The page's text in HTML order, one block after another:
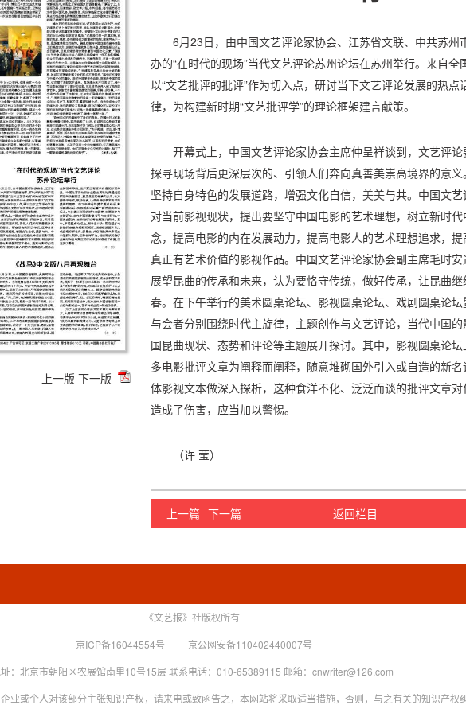
上一版 下一版
6月23日，由中国文艺评论家协会、江苏省文联、中共苏州
办的“在时代的现场”当代文艺评论苏州论坛在苏州举行。来自
以“文艺批评的批评”作为切入点，研讨当下文艺评论发展的热
律，为构建新时期“文艺批评学”的理论框架建言献策。
开幕式上，中国文艺评论家协会主席仲呈祥谈到，文艺评论
探寻现场背后更深层次的、引领人们奔向真善美崇高境界的意义
坚持自身特色的发展道路，增强文化自信，美美与共。中国文
对当前影视现状，提出要坚守中国电影的艺术理想，树立新时
念，提高电影的内在发展动力，提高电影人的艺术理想追求，
真正有艺术价值的影视作品。中国文艺评论家协会副主席毛时安
展望昆曲的传承和未来，认为要恪守传统，做好传承，让昆曲
春。在下午举行的美术圆桌论坛、影视圆桌论坛、戏剧圆桌论坛
与会者分别围绕时代主旋律，主题创作与文艺评论，当代中国
国昆曲现状、态势和评论等主题展开探讨。其中，影视圆桌论
多电影批评文章为阐释而阐释，随意堆砌国外引入或自造的新
体影视文本做深入探析，这种食洋不化、泛泛而谈的批评文章
造成了伤害，应当加以警惕。
（许 莹）
返回栏目
上一篇 下一篇
《文艺报》社版权所有
京ICP备16044554号
京公网安备110402440007号
：北京市朝阳区农展馆南里10号15层 联系电话：010-65389115 邮箱：cnwriter@126.com
业或个人对该部分主张知识产权，请来电或致函告之，本网站将采取适当措施，否则，与之有关的知识产权